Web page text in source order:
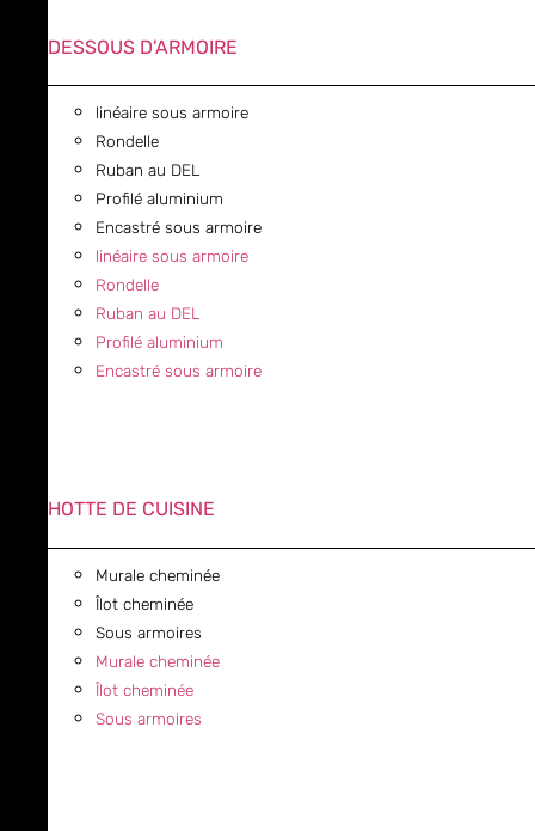
DESSOUS D'ARMOIRE
linéaire sous armoire
Rondelle
Ruban au DEL
Profilé aluminium
Encastré sous armoire
linéaire sous armoire
Rondelle
Ruban au DEL
Profilé aluminium
Encastré sous armoire
HOTTE DE CUISINE
Murale cheminée
Îlot cheminée
Sous armoires
Murale cheminée
Îlot cheminée
Sous armoires